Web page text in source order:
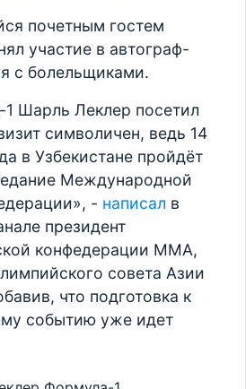
почетным гостем
участие в автограф-
с болельщиками.
Шарль Леклер посетил
символичен, ведь 14
в Узбекистане пройдёт
Международной
- написал в
президент
конфедерации ММА,
совета Азии
что подготовка к
событию уже идет